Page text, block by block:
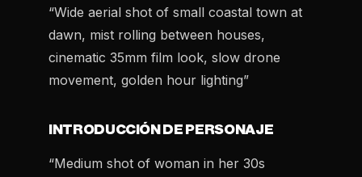
“Wide aerial shot of small coastal town at
dawn, mist rolling between houses,
cinematic 35mm film look, slow drone
movement, golden hour lighting”
INTRODUCCIÓN DE PERSONAJE
“Medium shot of woman in her 30s